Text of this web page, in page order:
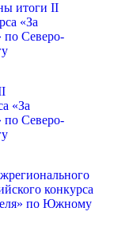
итоги II
«За
по Северо-
«За
по Северо-
конкурса
по Южному